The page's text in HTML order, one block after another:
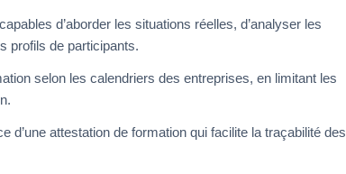
d’aborder les situations réelles, d’analyser les
profils de participants.
selon les calendriers des entreprises, en limitant les
d’une attestation de formation qui facilite la traçabilité des